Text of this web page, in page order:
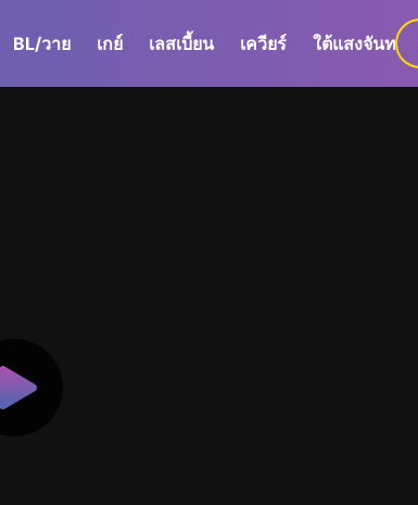
BL/วาย เกย์ เลสเบี้ยน เควียร์ ใต้แสงจันทร์